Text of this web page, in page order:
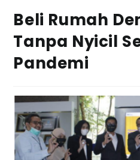
Beli Rumah
Tanpa Nyicil
Pandemi